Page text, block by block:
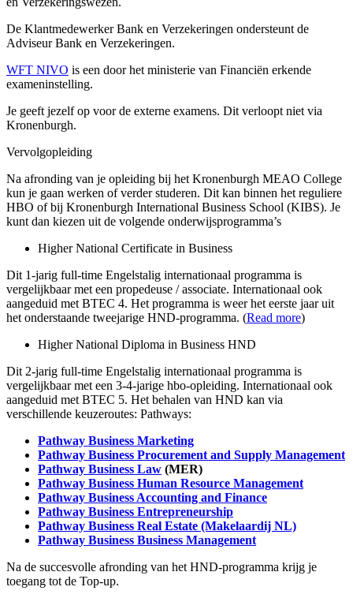
De Klantmedewerker Bank en Verzekeringen ondersteunt de
Adviseur Bank en Verzekeringen.
WFT NIVO is een door het ministerie van Financiën erkende
exameninstelling.
Je geeft jezelf op voor de externe examens. Dit verloopt niet via
Kronenburgh.
Vervolgopleiding
Na afronding van je opleiding bij het Kronenburgh MEAO College
kun je gaan werken of verder studeren. Dit kan binnen het reguliere
HBO of bij Kronenburgh International Business School (KIBS). Je
kunt dan kiezen uit de volgende onderwijsprogramma’s
Higher National Certificate in Business
Dit 1-jarig full-time Engelstalig internationaal programma is
vergelijkbaar met een propedeuse / associate. Internationaal ook
aangeduid met BTEC 4. Het programma is weer het eerste jaar uit
het onderstaande tweejarige HND-programma. (Read more)
Higher National Diploma in Business HND
Dit 2-jarig full-time Engelstalig internationaal programma is
vergelijkbaar met een 3-4-jarige hbo-opleiding. Internationaal ook
aangeduid met BTEC 5. Het behalen van HND kan via
verschillende keuzeroutes: Pathways:
Pathway Business Marketing
Pathway Business Procurement and Supply Management
Pathway Business Law (MER)
Pathway Business Human Resource Management
Pathway Business Accounting and Finance
Pathway Business Entrepreneurship
Pathway Business Real Estate (Makelaardij NL)
Pathway Business Business Management
Na de succesvolle afronding van het HND-programma krijg je
toegang tot de Top-up.